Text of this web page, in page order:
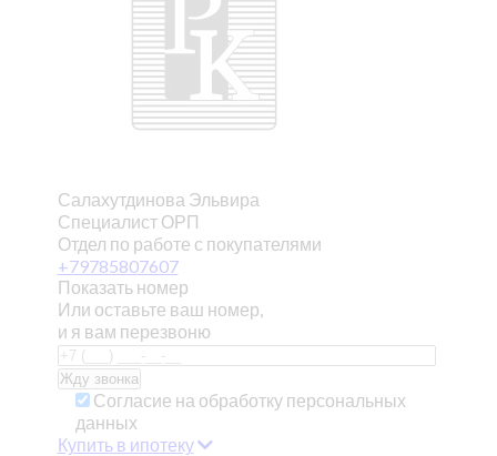
Салахутдинова Эльвира
Специалист ОРП
Отдел по работе с покупателями
+79785807607
Показать номер
Или оставьте ваш номер,
и я вам перезвоню
Согласие на обработку персональных
данных
Купить в ипотеку